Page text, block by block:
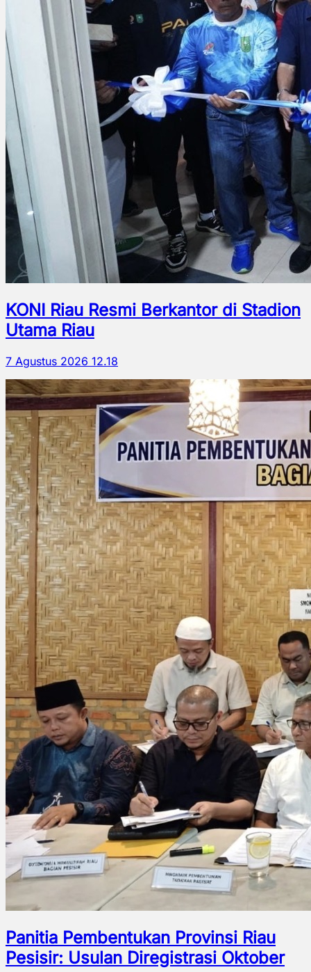
KONI Riau Resmi Berkantor di Stadion
Utama Riau
7 Agustus 2026 12.18
Panitia Pembentukan Provinsi Riau
Pesisir: Usulan Diregistrasi Oktober